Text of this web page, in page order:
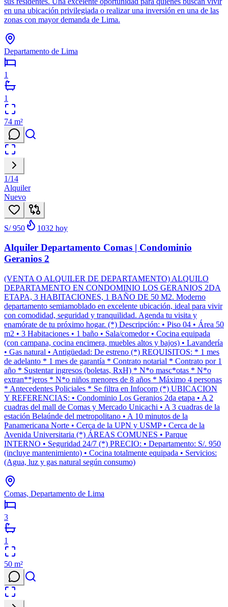
en una ubicación privilegiada o realizar una inversión en una de las
zonas con mayor demanda de Lima.
Departamento de Lima
1
1
74 m²
1/14
Alquiler
Nuevo
S/ 950 1032 hoy
Alquiler Departamento Comas | Condominio
Geranios 2
(VENTA O ALQUILER DE DEPARTAMENTO) ALQUILO
DEPARTAMENTO EN CONDOMINIO LOS GERANIOS 2DA
ETAPA, 3 HABITACIONES, 1 BAÑO DE 50 M2. Moderno
departamento semiamoblado en excelente ubicación, ideal para vivir
con comodidad, seguridad y tranquilidad. Agenda tu visita y
enamórate de tu próximo hogar. (*) Descripción: • Piso 04 • Área 50
m2 • 3 Habitaciones • 1 baño • Sala/comedor • Cocina equipada
(con campana, cocina encimera, muebles altos y bajos) • Lavandería
• Gas natural • Antigüedad: De estreno (*) REQUISITOS: * 1 mes
de adelanto * 1 mes de garantía * Contrato notarial * Contrato por 1
año * Sustentar ingresos (boletas, RxH) * N*o masc*otas * N*o
extran**jeros * N*o niños menores de 8 años * Máximo 4 personas
* Antecedentes Policiales * Se filtra en Infocorp (*) UBICACION
Y REFERENCIAS: • Condominio Los Geranios 2da etapa • A 2
cuadras del mall de Comas y Mercado Unicachi • A 3 cuadras de la
estación Belaúnde del metropolitano • A 10 minutos de la
Panamericana Norte • Cerca de la UPN y USMP • Cerca de la
Avenida Universitaria (*) ÁREAS COMUNES • Parque
INTERNO • Seguridad 24/7 (*) PRECIO: • Departamento: S/. 950
(incluye mantenimiento) • Cocina totalmente equipada • Servicios:
(Agua, luz y gas natural según consumo)
Comas, Departamento de Lima
3
1
50 m²